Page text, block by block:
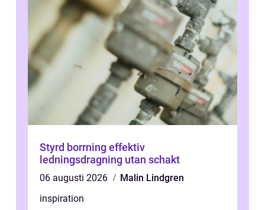
Styrd borrning effektiv
ledningsdragning utan schakt
06 augusti 2026
Malin Lindgren
inspiration